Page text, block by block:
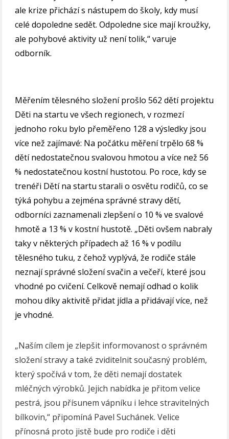
ale krize přichází s nástupem do školy, kdy musí
celé dopoledne sedět. Odpoledne sice mají kroužky,
ale pohybové aktivity už není tolik,“ varuje
odborník.
Měřením tělesného složení prošlo 562 dětí projektu
Děti na startu ve všech regionech, v rozmezí
jednoho roku bylo přeměřeno 128 a výsledky jsou
více než zajímavé: Na počátku měření trpělo 68 %
dětí nedostatečnou svalovou hmotou a více než 56
% nedostatečnou kostní hustotou. Po roce, kdy se
trenéři Dětí na startu starali o osvětu rodičů, co se
týká pohybu a zejména správné stravy dětí,
odborníci zaznamenali zlepšení o 10 % ve svalové
hmotě a 13 % v kostní hustotě. „Děti ovšem nabraly
taky v některých případech až 16 % v podílu
tělesného tuku, z čehož vyplývá, že rodiče stále
neznají správné složení svačin a večeří, které jsou
vhodné po cvičení. Celkově nemají odhad o kolik
mohou díky aktivitě přidat jídla a přidávají více, než
je vhodné.
„Naším cílem je zlepšit informovanost o správném
složení stravy a také zviditelnit současný problém,
který spočívá v tom, že děti nemají dostatek
mléčných výrobků. Jejich nabídka je přitom velice
pestrá, jsou přísunem vápníku i lehce stravitelných
bílkovin,“ připomíná Pavel Suchánek. Velice
přínosná proto jistě bude pro rodiče i děti